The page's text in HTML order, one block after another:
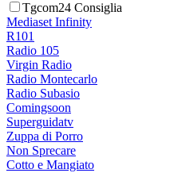
Tgcom24 Consiglia
Mediaset Infinity
R101
Radio 105
Virgin Radio
Radio Montecarlo
Radio Subasio
Comingsoon
Superguidatv
Zuppa di Porro
Non Sprecare
Cotto e Mangiato